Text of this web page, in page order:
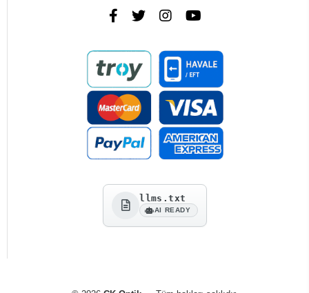
llms.txt
AI READY